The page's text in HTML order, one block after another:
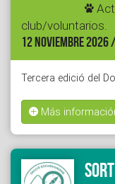
club/voluntarios.
12 NOVIEMBRE 2026
Tercera edició del
Más